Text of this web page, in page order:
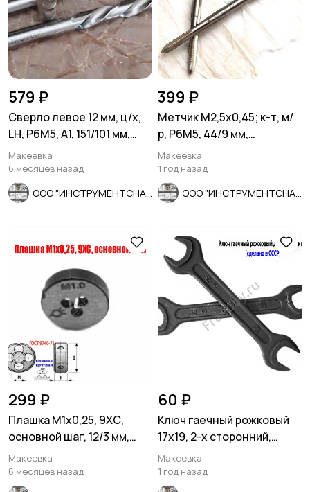
579 ₽
Сверло левое 12 мм, ц/х,
LH, Р6М5, А1, 151/101 мм,
ГОСТ 10902-77.
Макеевка
6 месяцев назад
399 ₽
Метчик М2,5х0,45; к-т, м/
р, Р6М5, 44/9 мм,
основной шаг, ГОСТ 3266-
81.
Макеевка
1 год назад
299 ₽
Плашка М1х0,25, 9ХС,
основной шаг, 12/3 мм,
ГОСТ 7740-71.
Макеевка
6 месяцев назад
60 ₽
Ключ гаечный рожковый
17х19, 2-х сторонний,
сделано в СССР.
Макеевка
1 год назад